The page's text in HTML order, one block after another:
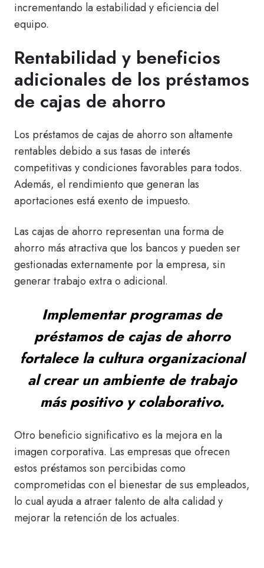
incrementando la estabilidad y eficiencia del
equipo.
Rentabilidad y beneficios
adicionales de los préstamos
de cajas de ahorro
Los préstamos de cajas de ahorro son altamente
rentables debido a sus tasas de interés
competitivas y condiciones favorables para todos.
Además, el rendimiento que generan las
aportaciones está exento de impuesto.
Las cajas de ahorro representan una forma de
ahorro más atractiva que los bancos y pueden ser
gestionadas externamente por la empresa, sin
generar trabajo extra o adicional.
Implementar programas de
préstamos de cajas de ahorro
fortalece la cultura organizacional
al crear un ambiente de trabajo
más positivo y colaborativo.
Otro beneficio significativo es la mejora en la
imagen corporativa. Las empresas que ofrecen
estos préstamos son percibidas como
comprometidas con el bienestar de sus empleados,
lo cual ayuda a atraer talento de alta calidad y
mejorar la retención de los actuales.